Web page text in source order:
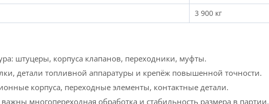
3 900 кг
штуцеры, корпуса клапанов, переходники, муфты.
детали топливной аппаратуры и крепёж повышенной точности.
корпуса, переходные элементы, контактные детали.
многопереходная обработка и стабильность размера в партии.